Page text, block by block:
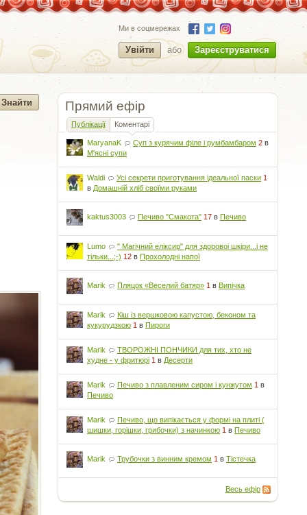
Ми в соцмережах
Увійти або Зареєструватися
Прямий ефір
Публікації Коментарі
MaryanaK Суп з курячим філе і румбамбаром 2 в
М'ясні супи
Waldi Усі секрети приготування ідеальної паски 1
в Домашній хліб своїми руками
kaktus3003 Печиво "Смакота" 17 вПечиво
Lumo
" Магічний еліксир" для здоровоі шкіри...і не
тільки...;-) 12 вПрохолодні напої
Marik Пляцок «Веселий батяр» 1 вВипічка
Marik
Кіш із вершковою капустою, беконом та
кукурудзкою 1 вПироги
Marik
ТВОРОЖНІ ПОНЧИКИ для тих, хто не
худне - у фритюрі 1 в Десерти
Marik Печиво з плавленим сиром і кунжутом 1 в
Печиво
Marik
Печиво, що випікається у формі на плиті (
шишки, горішки, грибочки) з начинкою 1 вПечиво
Marik Трубочки з винним кремом 1 вТістечка
Весь ефір